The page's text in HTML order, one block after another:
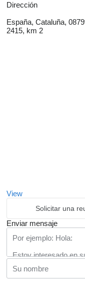
Dirección
España, Cataluña,
2415, km 2
View
Solicitar una
Enviar mensaje